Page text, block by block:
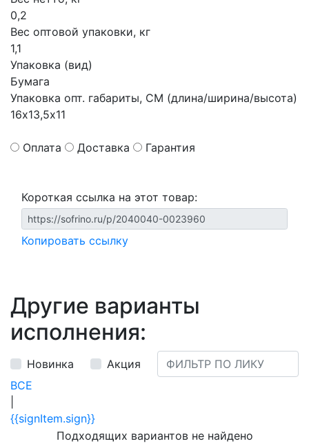
0,2
Вес оптовой упаковки, кг
1,1
Упаковка (вид)
Бумага
Упаковка опт. габариты, СМ (длина/ширина/высота)
16х13,5х11
Оплата Доставка Гарантия
Короткая ссылка на этот товар:
Копировать ссылку
Другие варианты
исполнения:
Новинка
Акция
ВСЕ
{{signItem.sign}}
Подходящих вариантов не найдено